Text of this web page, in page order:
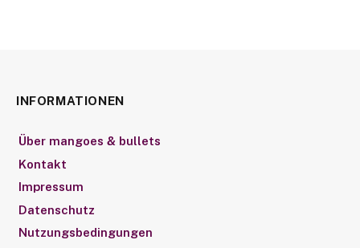
INFORMATIONEN
Über mangoes & bullets
Kontakt
Impressum
Datenschutz
Nutzungsbedingungen